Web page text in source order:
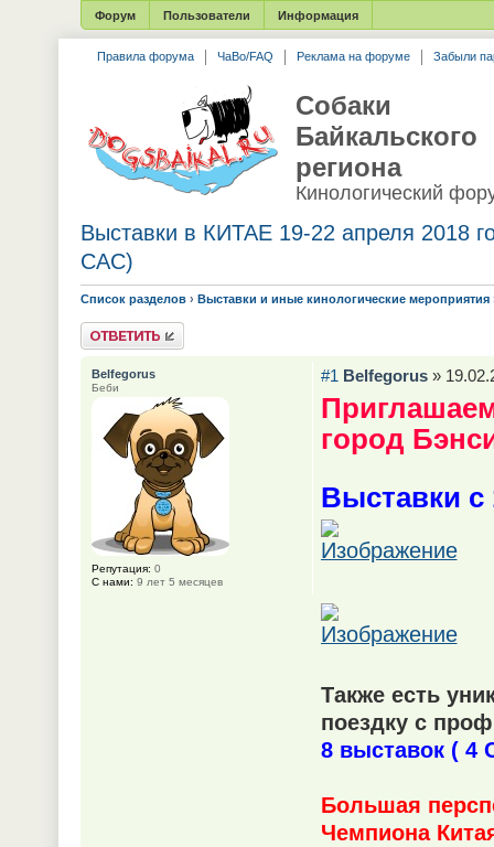
Форум Пользователи Информация
Правила форума ЧаВо/FAQ Реклама на форуме Забыли
Собаки
Байкальского
региона
Кинологический
Выставки в КИТАЕ 19-22 апреля 2018
CAC)
Список разделов › Выставки и иные кинологические мероприятия
Ответить
#1 Belfegorus»
город
Выставки с
Также есть
поездку с
8 выставок ( 4
Большая
Чемпиона
Belfegorus
Беби
Репутация: 0
С нами: 9 лет 5 месяцев